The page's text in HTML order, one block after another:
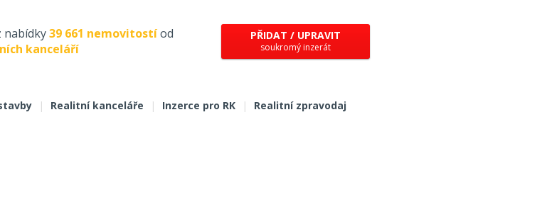
nabídky39 661 nemovitostíod
kanceláří
PŘIDAT / UPRAVIT
soukromý inzerát
| Realitní kanceláře | Inzerce pro RK | Realitní zpravodaj